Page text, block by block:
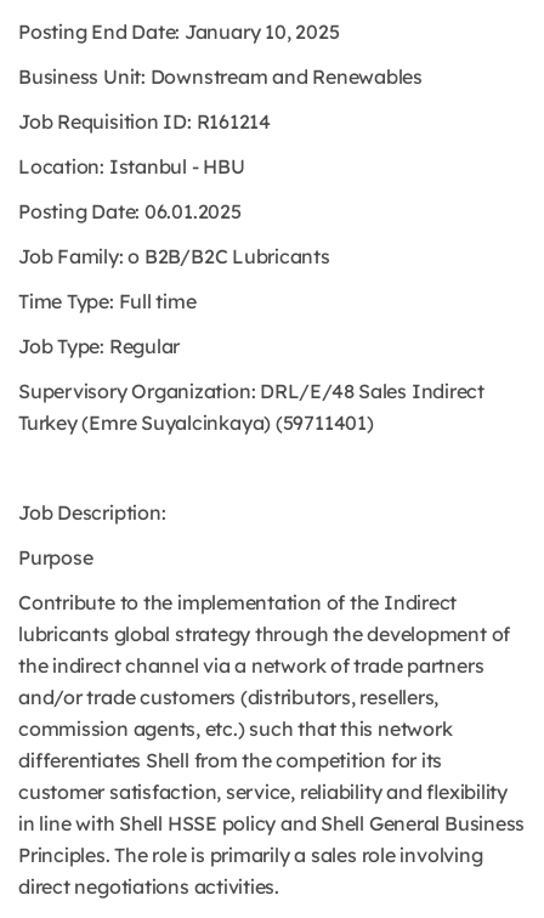
Posting End Date: January 10, 2025
Business Unit: Downstream and Renewables
Job Requisition ID: R161214
Location: Istanbul - HBU
Posting Date: 06.01.2025
Job Family: o B2B/B2C Lubricants
Time Type: Full time
Job Type: Regular
Supervisory Organization: DRL/E/48 Sales Indirect
Turkey (Emre Suyalcinkaya) (59711401)
Job Description:
Purpose
Contribute to the implementation of the Indirect
lubricants global strategy through the development of
the indirect channel via a network of trade partners
and/or trade customers (distributors, resellers,
commission agents, etc.) such that this network
differentiates Shell from the competition for its
customer satisfaction, service, reliability and flexibility
in line with Shell HSSE policy and Shell General Business
Principles. The role is primarily a sales role involving
direct negotiations activities.